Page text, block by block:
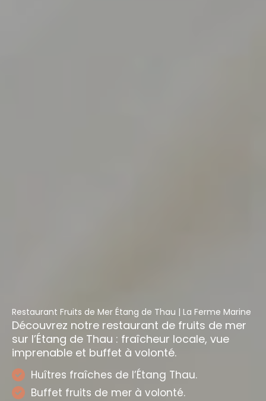
Restaurant Fruits de Mer Étang de Thau | La Ferme Marine
Découvrez notre restaurant de fruits de mer
sur l’Étang de Thau : fraîcheur locale, vue
imprenable et buffet à volonté.
Huîtres fraîches de l’Étang Thau.
Buffet fruits de mer à volonté.